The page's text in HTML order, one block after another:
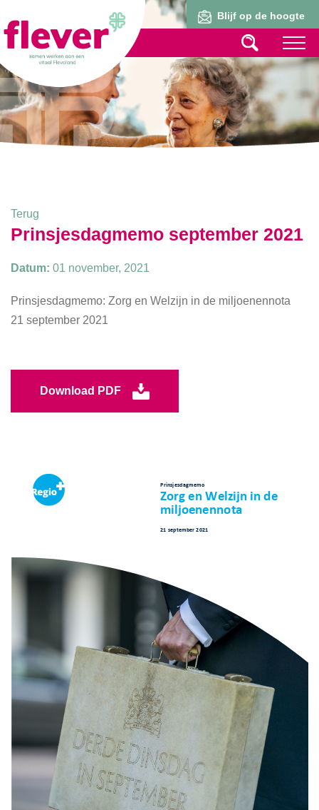
Blijf op de hoogte
Terug
Prinsjesdagmemo september 2021
Datum: 01 november, 2021
Prinsjesdagmemo: Zorg en Welzijn in de miljoenennota
21 september 2021
Download PDF